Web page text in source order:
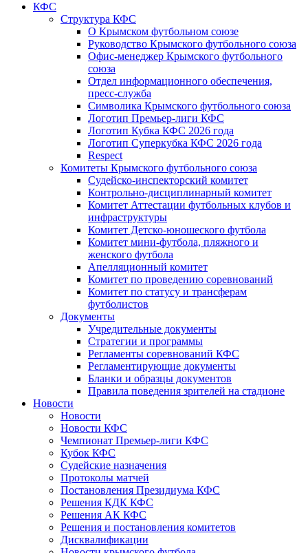
КФС
Структура КФС
О Крымском футбольном союзе
Руководство Крымского футбольного союза
Офис-менеджер Крымского футбольного
союза
Отдел информационного обеспечения,
пресс-служба
Символика Крымского футбольного союза
Логотип Премьер-лиги КФС
Логотип Кубка КФС 2026 года
Логотип Суперкубка КФС 2026 года
Respect
Комитеты Крымского футбольного союза
Судейско-инспекторский комитет
Контрольно-дисциплинарный комитет
Комитет Аттестации футбольных клубов и
инфраструктуры
Комитет Детско-юношеского футбола
Комитет мини-футбола, пляжного и
женского футбола
Апелляционный комитет
Комитет по проведению соревнований
Комитет по статусу и трансферам
футболистов
Документы
Учредительные документы
Стратегии и программы
Регламенты соревнований КФС
Регламентирующие документы
Бланки и образцы документов
Правила поведения зрителей на стадионе
Новости
Новости
Новости КФС
Чемпионат Премьер-лиги КФС
Кубок КФС
Судейские назначения
Протоколы матчей
Постановления Президиума КФС
Решения КДК КФС
Решения АК КФС
Решения и постановления комитетов
Дисквалификации